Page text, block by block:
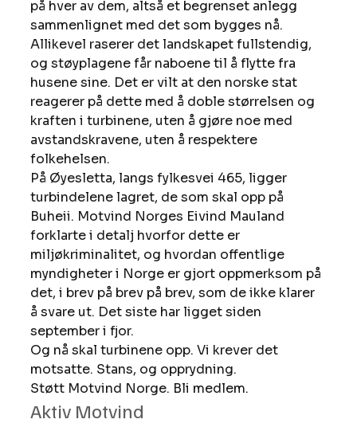
på hver av dem, altså et begrenset anlegg
sammenlignet med det som bygges nå.
Allikevel raserer det landskapet fullstendig,
og støyplagene får naboene til å flytte fra
husene sine. Det er vilt at den norske stat
reagerer på dette med å doble størrelsen og
kraften i turbinene, uten å gjøre noe med
avstandskravene, uten å respektere
folkehelsen.
På Øyesletta, langs fylkesvei 465, ligger
turbindelene lagret, de som skal opp på
Buheii. Motvind Norges Eivind Mauland
forklarte i detalj hvorfor dette er
miljøkriminalitet, og hvordan offentlige
myndigheter i Norge er gjort oppmerksom på
det, i brev på brev på brev, som de ikke klarer
å svare ut. Det siste har ligget siden
september i fjor.
Og nå skal turbinene opp. Vi krever det
motsatte. Stans, og opprydning.
Støtt Motvind Norge. Bli medlem.
Aktiv Motvind